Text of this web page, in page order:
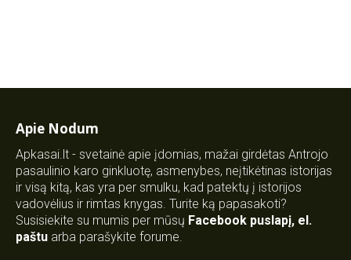
Apie Nodum
Apkasai.lt - svetainė apie įdomias, mažai girdėtas Antrojo
pasaulinio karo ginkluotę, asmenybes, neįtikėtinas istorijas
ir visą kitą, kas yra per smulku, kad patektų į istorijos
vadovėlius ir rimtas knygas. Turite ką papasakoti?
Susisiekite su mumis per mūsų Facebook puslapį, el.
paštu arba parašykite forume.